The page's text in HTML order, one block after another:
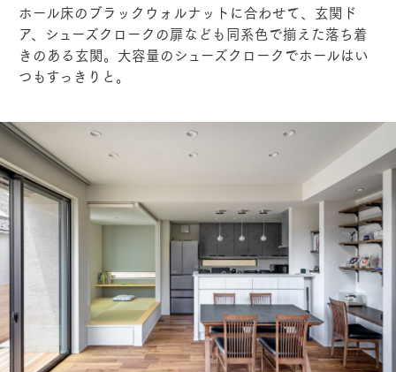
ホール床のブラックウォルナットに合わせて、玄関ド
ア、シューズクロークの扉なども同系色で揃えた落ち着
きのある玄関。大容量のシューズクロークでホールはい
つもすっきりと。